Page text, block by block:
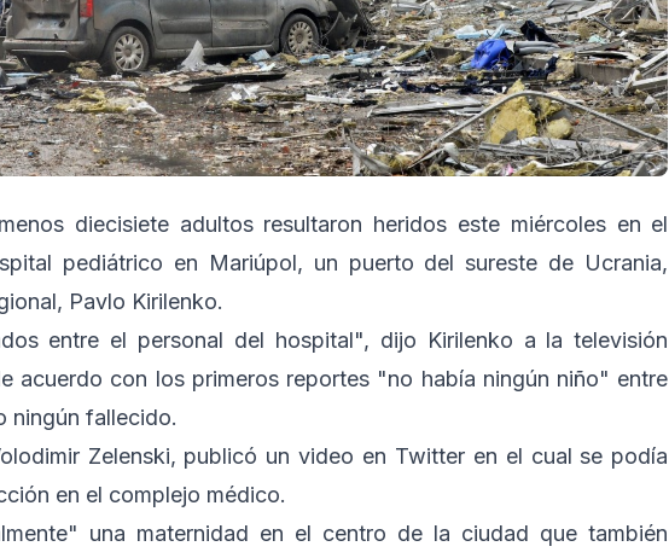
diecisiete adultos resultaron heridos este miércoles en el
pediátrico en Mariúpol, un puerto del sureste de Ucrania,
Pavlo Kirilenko.
entre el personal del hospital", dijo Kirilenko a la televisión
acuerdo con los primeros reportes "no había ningún niño" entre
ningún fallecido.
Zelenski, publicó un video en Twitter en el cual se podía
en el complejo médico.
una maternidad en el centro de la ciudad que también